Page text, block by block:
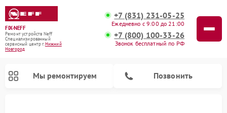
FIX-NEFF
Ремонт устройств Neff
Специализированный
cервисный центр г.Нижний
Новгород
+7 (831) 231-05-25
Ежедневно с 9:00 до 21:00
+7 (800) 100-33-26
Звонок бесплатный по РФ
Мы ремонтируем Позвонить